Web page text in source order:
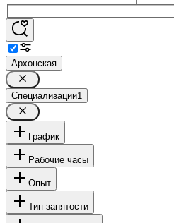
Архонская
Специализации1
График
Рабочие часы
Опыт
Тип занятости